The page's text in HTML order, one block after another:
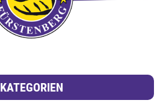
KATEGORIEN